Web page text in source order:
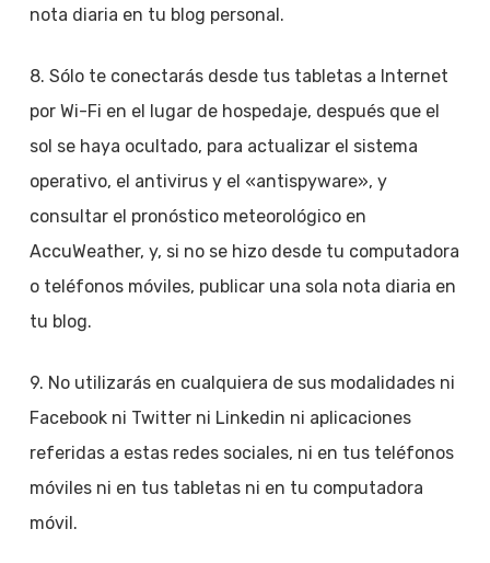
nota diaria en tu blog personal.
8. Sólo te conectarás desde tus tabletas a Internet
por Wi-Fi en el lugar de hospedaje, después que el
sol se haya ocultado, para actualizar el sistema
operativo, el antivirus y el «antispyware», y
consultar el pronóstico meteorológico en
AccuWeather, y, si no se hizo desde tu computadora
o teléfonos móviles, publicar una sola nota diaria en
tu blog.
9. No utilizarás en cualquiera de sus modalidades ni
Facebook ni Twitter ni Linkedin ni aplicaciones
referidas a estas redes sociales, ni en tus teléfonos
móviles ni en tus tabletas ni en tu computadora
móvil.